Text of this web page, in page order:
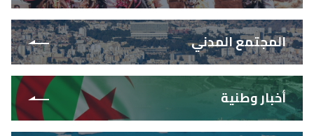
المجتمع المدني
أخبار وطنية